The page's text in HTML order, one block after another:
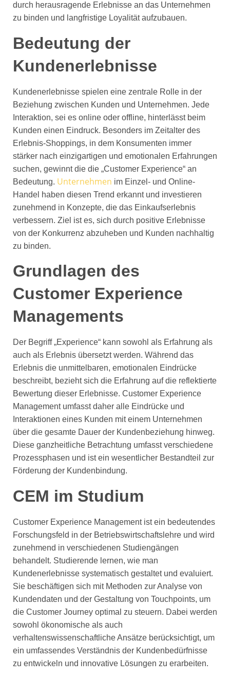
durch herausragende Erlebnisse an das Unternehmen
zu binden und langfristige Loyalität aufzubauen.
Bedeutung der
Kundenerlebnisse
Kundenerlebnisse spielen eine zentrale Rolle in der
Beziehung zwischen Kunden und Unternehmen. Jede
Interaktion, sei es online oder offline, hinterlässt beim
Kunden einen Eindruck. Besonders im Zeitalter des
Erlebnis-Shoppings, in dem Konsumenten immer
stärker nach einzigartigen und emotionalen Erfahrungen
suchen, gewinnt die die „Customer Experience“ an
Bedeutung. Unternehmen im Einzel- und Online-
Handel haben diesen Trend erkannt und investieren
zunehmend in Konzepte, die das Einkaufserlebnis
verbessern. Ziel ist es, sich durch positive Erlebnisse
von der Konkurrenz abzuheben und Kunden nachhaltig
zu binden.
Grundlagen des
Customer Experience
Managements
Der Begriff „Experience“ kann sowohl als Erfahrung als
auch als Erlebnis übersetzt werden. Während das
Erlebnis die unmittelbaren, emotionalen Eindrücke
beschreibt, bezieht sich die Erfahrung auf die reflektierte
Bewertung dieser Erlebnisse. Customer Experience
Management umfasst daher alle Eindrücke und
Interaktionen eines Kunden mit einem Unternehmen
über die gesamte Dauer der Kundenbeziehung hinweg.
Diese ganzheitliche Betrachtung umfasst verschiedene
Prozessphasen und ist ein wesentlicher Bestandteil zur
Förderung der Kundenbindung.
CEM im Studium
Customer Experience Management ist ein bedeutendes
Forschungsfeld in der Betriebswirtschaftslehre und wird
zunehmend in verschiedenen Studiengängen
behandelt. Studierende lernen, wie man
Kundenerlebnisse systematisch gestaltet und evaluiert.
Sie beschäftigen sich mit Methoden zur Analyse von
Kundendaten und der Gestaltung von Touchpoints, um
die Customer Journey optimal zu steuern. Dabei werden
sowohl ökonomische als auch
verhaltenswissenschaftliche Ansätze berücksichtigt, um
ein umfassendes Verständnis der Kundenbedürfnisse
zu entwickeln und innovative Lösungen zu erarbeiten.